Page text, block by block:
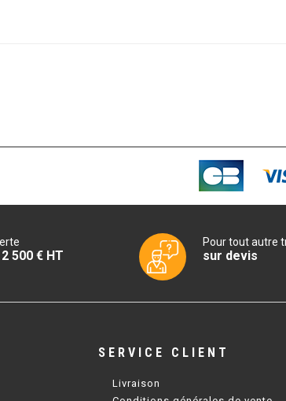
500 € HT
Pour tout autre
sur devis
SERVICE CLIENT
Livraison